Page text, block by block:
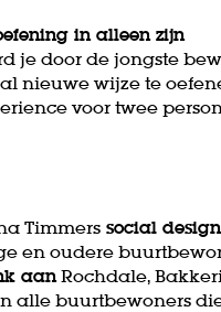
in alleen zijn
je door de jongste
nieuwe wijze te
voor twee
Timmers social design
en oudere
aanRochdale,
alle buurtbewoners